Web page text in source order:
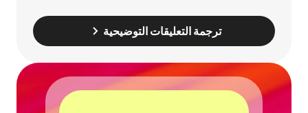
ترجمة التعليقات التوضيحية